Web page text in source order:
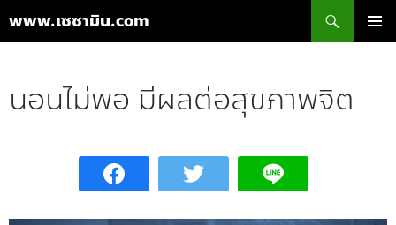
www.เซซามิน.com
เนื้อหา
นอนไม่พอ มีผลต่อสุขภาพจิต